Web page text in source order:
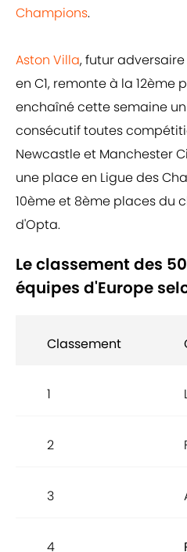
Champions.
Aston Villa, futur
en C1, remonte à la 12ème
enchaîné cette semaine
consécutif toutes
Newcastle et Manchester
une place en Ligue des
10ème et 8ème places du
d'Opta.
Le classement des
équipes d'Europe
Classement
1
2
3
4